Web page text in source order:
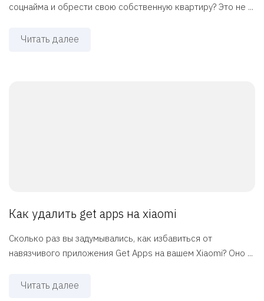
соцнайма и обрести свою собственную квартиру? Это не ...
Читать далее
Как удалить get apps на xiaomi
Сколько раз вы задумывались, как избавиться от
навязчивого приложения Get Apps на вашем Xiaomi? Оно ...
Читать далее